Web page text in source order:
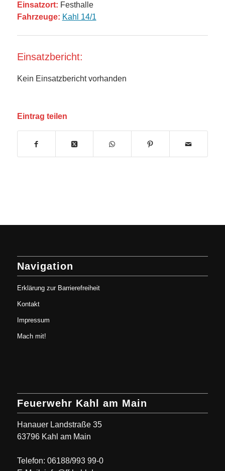
Einsatzort: Festhalle
Fahrzeuge: Kahl 14/1
Einsatzbericht:
Kein Einsatzbericht vorhanden
Eintrag teilen
Navigation
Erklärung zur Barrierefreiheit
Kontakt
Impressum
Mach mit!
Feuerwehr Kahl am Main
Hanauer Landstraße 35
63796 Kahl am Main
Telefon: 06188/993 99-0